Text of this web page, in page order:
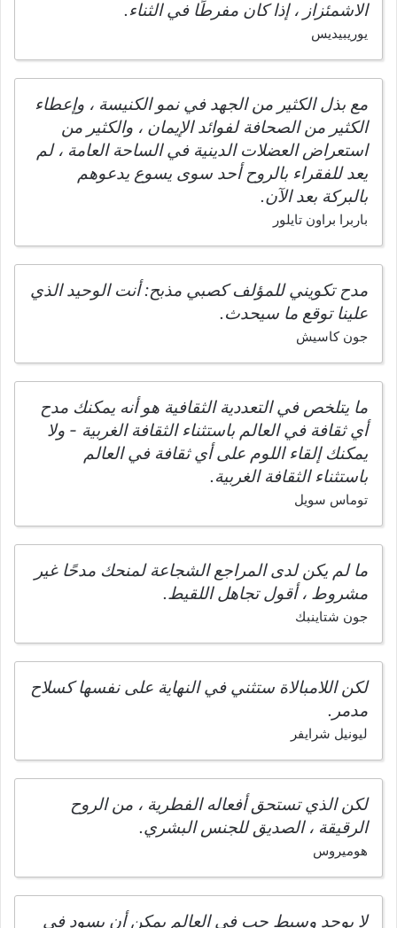
الاشمئزاز ، إذا كان مفرطًا في الثناء.
يوريبيديس
مع بذل الكثير من الجهد في نمو الكنيسة ، وإعطاء
الكثير من الصحافة لفوائد الإيمان ، والكثير من
استعراض العضلات الدينية في الساحة العامة ، لم
يعد للفقراء بالروح أحد سوى يسوع يدعوهم
بالبركة بعد الآن.
باربرا براون تايلور
مدح تكويني للمؤلف كصبي مذبح: أنت الوحيد الذي
علينا توقع ما سيحدث.
جون كاسيش
ما يتلخص في التعددية الثقافية هو أنه يمكنك مدح
أي ثقافة في العالم باستثناء الثقافة الغربية - ولا
يمكنك إلقاء اللوم على أي ثقافة في العالم
باستثناء الثقافة الغربية.
توماس سويل
ما لم يكن لدى المراجع الشجاعة لمنحك مدحًا غير
مشروط ، أقول تجاهل اللقيط.
جون شتاينبك
لكن اللامبالاة ستثني في النهاية على نفسها كسلاح
مدمر.
ليونيل شرايفر
لكن الذي تستحق أفعاله الفطرية ، من الروح
الرقيقة ، الصديق للجنس البشري.
هوميروس
لا يوجد وسيط حب في العالم يمكن أن يسود في